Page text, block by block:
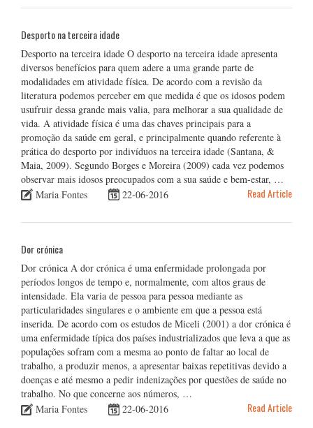
Desporto na terceira idade
Desporto na terceira idade O desporto na terceira idade apresenta
diversos benefícios para quem adere a uma grande parte de
modalidades em atividade física. De acordo com a revisão da
literatura podemos perceber em que medida é que os idosos podem
usufruir dessa grande mais valia, para melhorar a sua qualidade de
vida. A atividade física é uma das chaves principais para a
promoção da saúde em geral, e principalmente quando referente à
prática do desporto por indivíduos na terceira idade (Santana, &
Maia, 2009). Segundo Borges e Moreira (2009) cada vez podemos
observar mais idosos preocupados com a sua saúde e bem-estar, …
Maria Fontes
22-06-2016 Read Article
Dor crónica
Dor crónica A dor crónica é uma enfermidade prolongada por
períodos longos de tempo e, normalmente, com altos graus de
intensidade. Ela varia de pessoa para pessoa mediante as
particularidades singulares e o ambiente em que a pessoa está
inserida. De acordo com os estudos de Miceli (2001) a dor crónica é
uma enfermidade típica dos países industrializados que leva a que as
populações sofram com a mesma ao ponto de faltar ao local de
trabalho, a produzir menos, a apresentar baixas repetitivas devido a
doenças e até mesmo a pedir indenizações por questões de saúde no
trabalho. No que concerne aos números, …
Maria Fontes
22-06-2016 Read Article